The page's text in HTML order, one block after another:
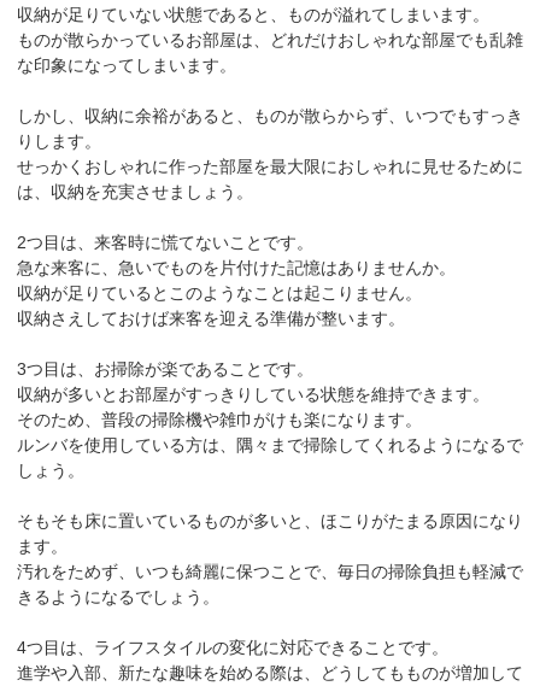
収納が足りていない状態であると、ものが溢れてしまいます。
ものが散らかっているお部屋は、どれだけおしゃれな部屋でも乱雑
な印象になってしまいます。
しかし、収納に余裕があると、ものが散らからず、いつでもすっき
りします。
せっかくおしゃれに作った部屋を最大限におしゃれに見せるために
は、収納を充実させましょう。
2つ目は、来客時に慌てないことです。
急な来客に、急いでものを片付けた記憶はありませんか。
収納が足りているとこのようなことは起こりません。
収納さえしておけば来客を迎える準備が整います。
3つ目は、お掃除が楽であることです。
収納が多いとお部屋がすっきりしている状態を維持できます。
そのため、普段の掃除機や雑巾がけも楽になります。
ルンバを使用している方は、隅々まで掃除してくれるようになるで
しょう。
そもそも床に置いているものが多いと、ほこりがたまる原因になり
ます。
汚れをためず、いつも綺麗に保つことで、毎日の掃除負担も軽減で
きるようになるでしょう。
4つ目は、ライフスタイルの変化に対応できることです。
進学や入部、新たな趣味を始める際は、どうしてもものが増加して